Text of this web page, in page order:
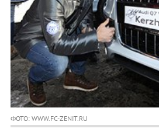
ФОТО: WWW.FC-ZENIT.RU